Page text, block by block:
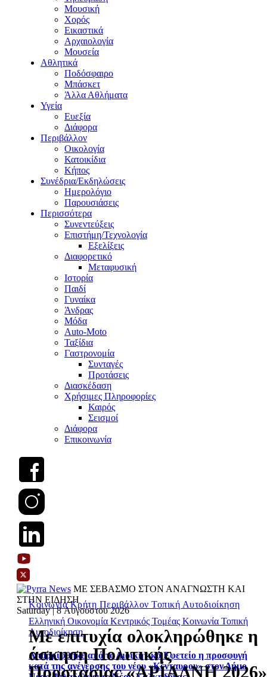
Μουσική
Χορός
Εικαστικά
Αρχαιολογία
Μουσεία
Αθλητικά
Ποδόσφαιρο
Μπάσκετ
Άλλα Αθλήματα
Υγεία
Ευεξία
Διάφορα
Περιβάλλον
Οικολογία
Κατοικίδια
Κήπος
Συνέδρια/Εκδηλώσεις
Ημερολόγιο
Παρουσιάσεις
Περισσότερα
Συνεντεύξεις
Επιστήμη/Τεχνολογία
Εξελίξεις
Διαφορετικό
Μεταφυσική
Ιστορία
Παιδί
Γυναίκα
Άνδρας
Μόδα
Auto-Moto
Ταξίδια
Γαστρονομία
Συνταγές
Προτάσεις
Διασκέδαση
Χρήσιμες Πληροφορίες
Καιρός
Σεισμοί
Διάφορα
Επικοινωνία
ΜΕ ΣΕΒΑΣΜΟ ΣΤΟΝ ΑΝΑΓΝΩΣΤΗ ΚΑΙ
ΣΤΗΝ ΕΙΔΗΣΗ
Saturday | 8 Αυγούστου 2026
Ελληνική Οικονομία Κεντρικός Τομέας Κοινωνία Τοπική
Αυτοδιοίκηση
Απορρίφθηκε από το Διοικητικό Εφετείο η προσφυγή
κατά της ανέγερσης του νέου «Κένταυρου» στον Δήμο
ΚοινωνίαΚρήτη Περιβάλλον Τοπική Αυτοδιοίκηση
Με επιτυχία ολοκληρώθηκε η
άσκηση Πολιτικής
Προστασίας «ΑΡΙΑΔΝΗ 2026»